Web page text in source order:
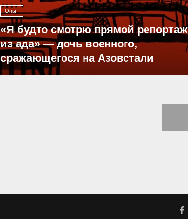
Опыт
«Я будто смотрю прямой репортаж
из ада» — дочь военного,
сражающегося на Азовстали